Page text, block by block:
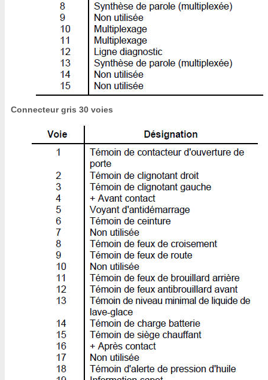
Connecteur gris 30 voies